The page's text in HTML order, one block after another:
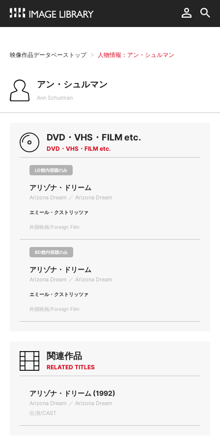
映像作品データベーストップ 人物情報：アン・シュルマン
アン・シュルマン
Ann Schulman
DVD・VHS・FILM etc.
DVD・VHS・FILM etc.
LD館内視聴のみ
アリゾナ・ドリーム
Arizona Dream ／ Arizona Dream
エミール・クストリッツァ
外国映画/Foreign Film
BD館内視聴のみ
アリゾナ・ドリーム
Arizona Dream ／ Arizona Dream
エミール・クストリッツァ
外国映画/Foreign Film
関連作品
RELATED TITLES
アリゾナ・ドリーム (1992)
Arizona Dream ／ Arizona Dream
出演/CAST